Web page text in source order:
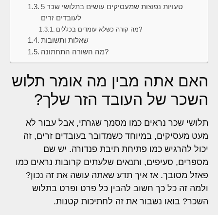
5 טעויות נפוצות שמעסיקים עושים בתלושי שכר
לעובדים זרים
מה קורה כשלא עומדים בכללים?
שאלות ותשובות
מה השורה התחתונה?
האם אתה מבין מה אומר תלוש
השכר של העובד הזר שלך?
תלושי שכר נראים כמו מסמך שגרתי, אבל עבור לא
מעט מעסיקים, במיוחד כשמדובר בעובדים זרים, זה
יכול להרגיש כמו פתיחת תיבת פנדורה. יש שם
מספרים, סעיפים, ותנאים שלעתים קרובות נראים כמו
פאזל מסובך. אז איך תדע שאתה עושה את זה נכון?
ולמה זה כל כך חשוב להבין כל פרט ופרט בתלוש
השכר? בואו נשבור את זה לחתיכות קטנות.